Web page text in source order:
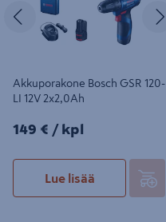
Edellinen
Akkuporakone Bosch GSR 120-
LI 12V 2x2,0Ah
149€/kpl
149 € / kpl
Lue lisää